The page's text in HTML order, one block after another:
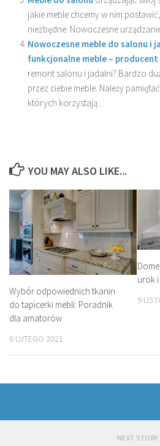
jakie meble chcemy w nim
niezbędne. Nowoczesne
Nowoczesne meble do salonu i
funkcjonalne meble –
remont salonu i jadalni? Bardzo
przez ciebie meble. Należy
których korzystają...
YOU MAY ALSO LIKE...
Wybór odpowiednich tkanin
do tapicerki mebli: Poradnik
dla amatorów
6 LUTEGO 2021
urok
9
NEXT STORY